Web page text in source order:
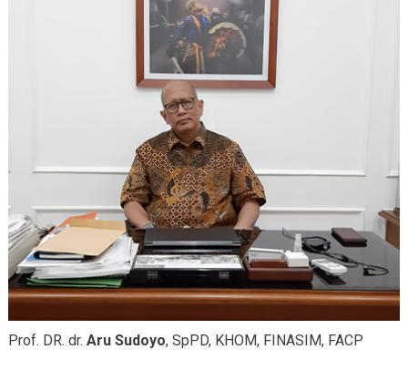
Prof. DR. dr. Aru Sudoyo, SpPD, KHOM, FINASIM, FACP